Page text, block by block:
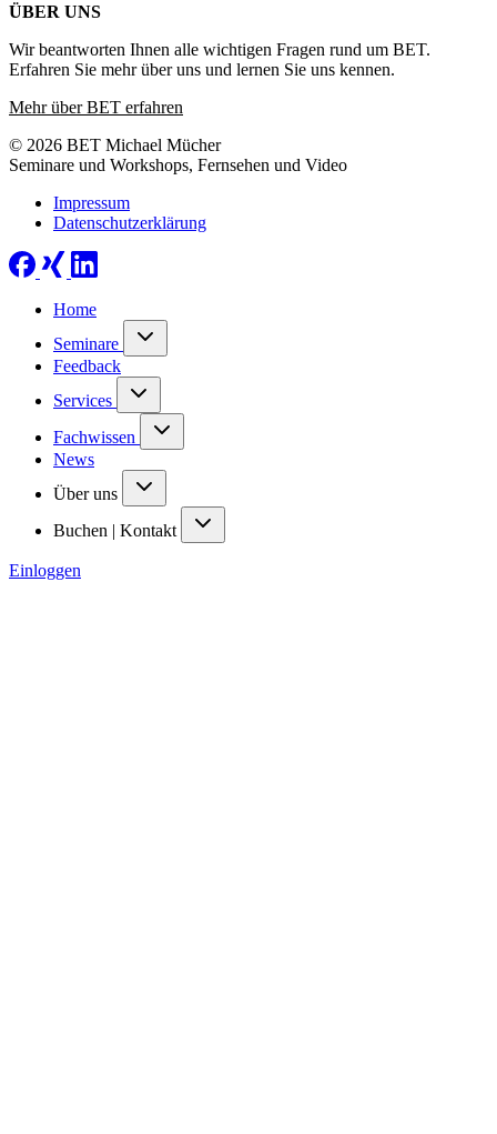
ÜBER UNS
Wir beantworten Ihnen alle wichtigen Fragen rund um BET.
Erfahren Sie mehr über uns und lernen Sie uns kennen.
Mehr über BET erfahren
© 2026 BET Michael Mücher
Seminare und Workshops, Fernsehen und Video
Impressum
Datenschutzerklärung
Home
Seminare
Feedback
Services
Fachwissen
News
Über uns
Buchen | Kontakt
Einloggen